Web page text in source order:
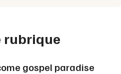
rubrique
gospel paradise